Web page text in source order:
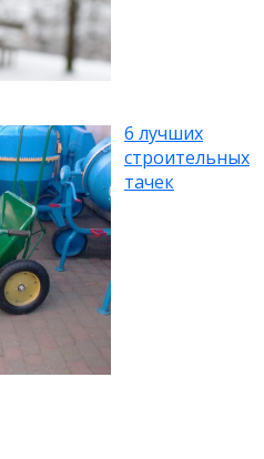
6 лучших
строительных
тачек